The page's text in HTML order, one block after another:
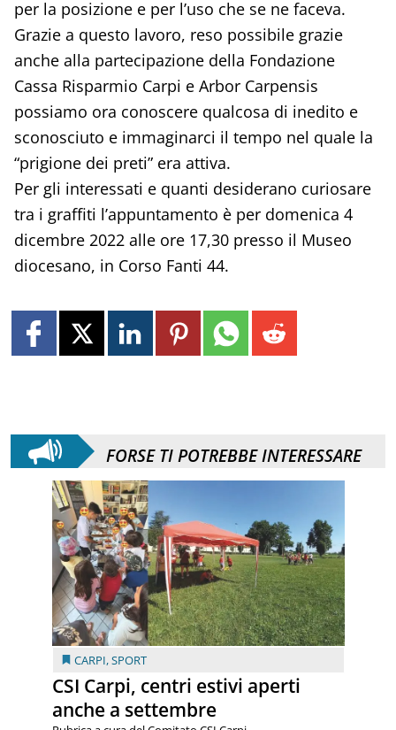
per la posizione e per l’uso che se ne faceva.
Grazie a questo lavoro, reso possibile grazie
anche alla partecipazione della Fondazione
Cassa Risparmio Carpi e Arbor Carpensis
possiamo ora conoscere qualcosa di inedito e
sconosciuto e immaginarci il tempo nel quale la
“prigione dei preti” era attiva.
Per gli interessati e quanti desiderano curiosare
tra i graffiti l’appuntamento è per domenica 4
dicembre 2022 alle ore 17,30 presso il Museo
diocesano, in Corso Fanti 44.
FORSE TI POTREBBE INTERESSARE
CARPI,SPORT
CSI Carpi, centri estivi aperti
anche a settembre